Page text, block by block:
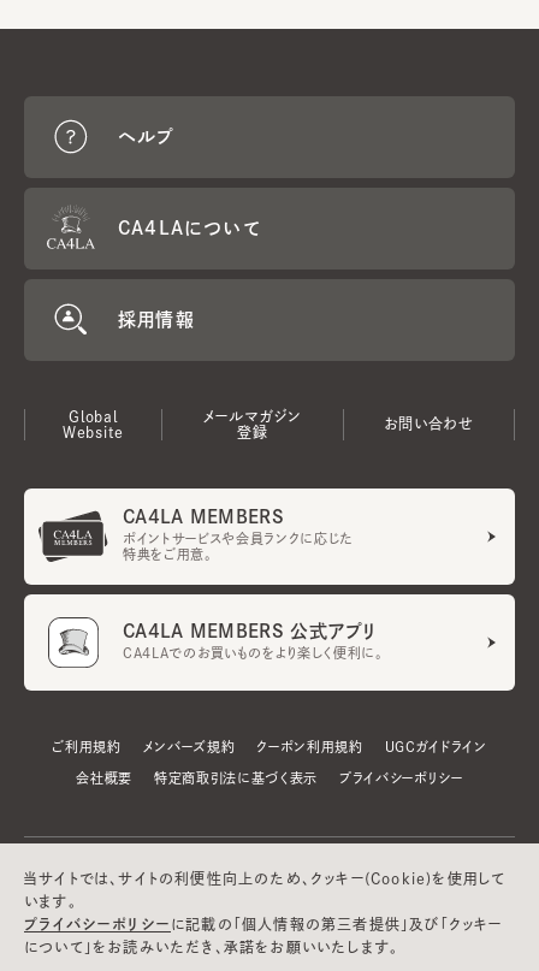
ヘルプ
CA4LAについて
採用情報
Global
Website
メールマガジン
登録
お問い合わせ
CA4LA MEMBERS
ポイントサービスや会員ランクに応じた
特典をご用意。
CA4LA MEMBERS 公式アプリ
CA4LAでのお買いものをより楽しく便利に。
ご利用規約 メンバーズ規約 クーポン利用規約 UGCガイドライン
会社概要 特定商取引法に基づく表示 プライバシーポリシー
当サイトでは、サイトの利便性向上のため、クッキー(Cookie)を使用して
います。
プライバシーポリシー に記載の「個人情報の第三者提供」及び「クッキー
について」をお読みいただき、承諾をお願いいたします。